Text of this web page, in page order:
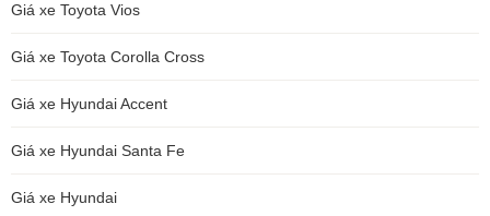
Giá xe Toyota Vios
Giá xe Toyota Corolla Cross
Giá xe Hyundai Accent
Giá xe Hyundai Santa Fe
Giá xe Hyundai